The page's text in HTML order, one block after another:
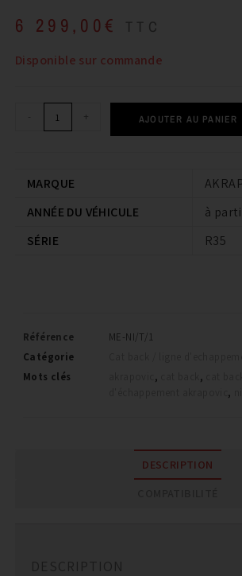
6 299,00 € TTC
Disponible sur commande
- + AJOUTER AU PANIER
MARQUE
ANNÉE DU VÉHICULE
à
SÉRIE
R35
Référence
ME-NI/T/1
Catégorie
Mots clés
, ,
,
DESCRIPTION
DESCRIPTION